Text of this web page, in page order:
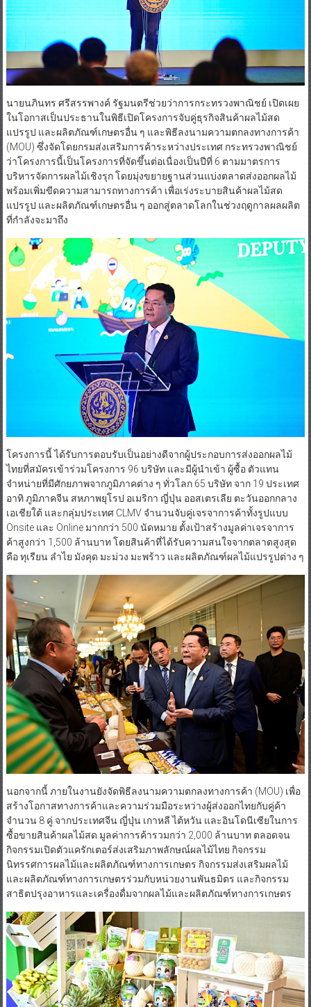
​นายนภินทร ศรีสรรพางค์ รัฐมนตรีช่วยว่าการกระทรวงพาณิชย์ เปิดเผย
ในโอกาสเป็นประธานในพิธีเปิดโครงการจับคู่ธุรกิจสินค้าผลไม้สด
แปรรูป และผลิตภัณฑ์เกษตรอื่น ๆ และพิธีลงนามความตกลงทางการค้า
(MOU) ซึ่งจัดโดยกรมส่งเสริมการค้าระหว่างประเทศ กระทรวงพาณิชย์
ว่าโครงการนี้เป็นโครงการที่จัดขึ้นต่อเนื่องเป็นปีที่ 6 ตามมาตรการ
บริหารจัดการผลไม้เชิงรุก โดยมุ่งขยายฐานส่วนแบ่งตลาดส่งออกผลไม้
พร้อมเพิ่มขีดความสามารถทางการค้า เพื่อเร่งระบายสินค้าผลไม้สด
แปรรูป และผลิตภัณฑ์เกษตรอื่น ๆ ออกสู่ตลาดโลกในช่วงฤดูกาลผลผลิต
ที่กำลังจะมาถึง
โครงการนี้ ได้รับการตอบรับเป็นอย่างดีจากผู้ประกอบการส่งออกผลไม้
ไทยที่สมัครเข้าร่วมโครงการ 96 บริษัท และมีผู้นำเข้า ผู้ซื้อ ตัวแทน
จำหน่ายที่มีศักยภาพจากภูมิภาคต่าง ๆ ทั่วโลก 65 บริษัท จาก 19 ประเทศ
อาทิ ภูมิภาคจีน สหภาพยุโรป อเมริกา ญี่ปุ่น ออสเตรเลีย ตะวันออกกลาง
เอเชียใต้ และกลุ่มประเทศ CLMV จำนวนจับคู่เจรจาการค้าทั้งรูปแบบ
Onsite และ Online มากกว่า 500 นัดหมาย ตั้งเป้าสร้างมูลค่าเจรจาการ
ค้าสูงกว่า 1,500 ล้านบาท โดยสินค้าที่ได้รับความสนใจจากตลาดสูงสุด
คือ ทุเรียน ลำไย มังคุด มะม่วง มะพร้าว และผลิตภัณฑ์ผลไม้แปรรูปต่าง ๆ
นอกจากนี้ ภายในงานยังจัดพิธีลงนามความตกลงทางการค้า (MOU) เพื่อ
สร้างโอกาสทางการค้าและความร่วมมือระหว่างผู้ส่งออกไทยกับคู่ค้า
จำนวน 8 คู่ จากประเทศจีน ญี่ปุ่น เกาหลี ไต้หวัน และอินโดนีเซียในการ
ซื้อขายสินค้าผลไม้สด มูลค่าการค้ารวมกว่า 2,000 ล้านบาท ตลอดจน
กิจกรรมเปิดตัวแครักเตอร์ส่งเสริมภาพลักษณ์ผลไม้ไทย กิจกรรม
นิทรรศการผลไม้และผลิตภัณฑ์ทางการเกษตร กิจกรรมส่งเสริมผลไม้
และผลิตภัณฑ์ทางการเกษตรร่วมกับหน่วยงานพันธมิตร และกิจกรรม
สาธิตปรุงอาหารและเครื่องดื่มจากผลไม้และผลิตภัณฑ์ทางการเกษตร